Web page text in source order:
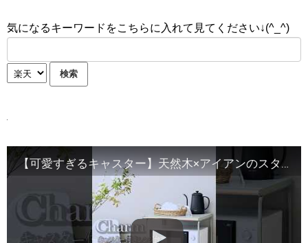
気になるキーワードをこちらに入れて見てください↓(^_^)
【可愛すぎるキャスター】天然木×アイアンのスタイリッシュなレンジ台！